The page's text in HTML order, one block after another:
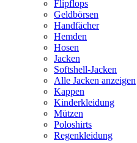
Flipflops
Geldbörsen
Handfächer
Hemden
Hosen
Jacken
Softshell-Jacken
Alle Jacken anzeigen
Kappen
Kinderkleidung
Mützen
Poloshirts
Regenkleidung